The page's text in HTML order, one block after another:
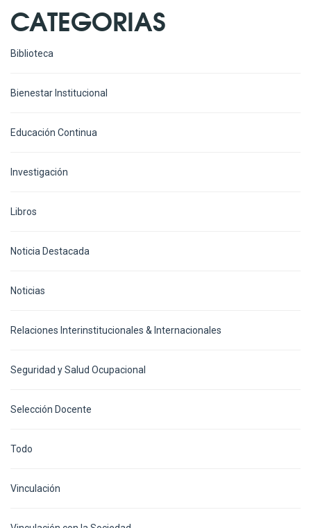
CATEGORIAS
Biblioteca
Bienestar Institucional
Educación Continua
Investigación
Libros
Noticia Destacada
Noticias
Relaciones Interinstitucionales & Internacionales
Seguridad y Salud Ocupacional
Selección Docente
Todo
Vinculación